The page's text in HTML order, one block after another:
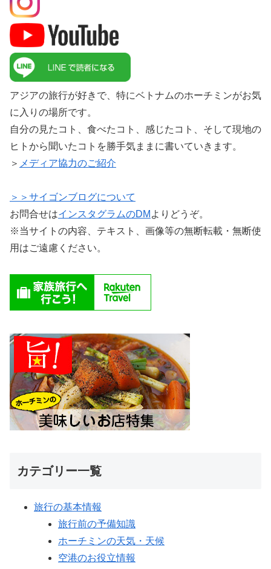
アジアの旅行が好きで、特にベトナムのホーチミンがお気
に入りの場所です。
自分の見たコト、食べたコト、感じたコト、そして現地の
ヒトから聞いたコトを勝手気ままに書いていきます。
＞ メディア協力のご紹介
＞＞サイゴンブログについて
お問合せはインスタグラムのDM よりどうぞ。
※当サイトの内容、テキスト、画像等の無断転載・無断使
用はご遠慮ください。
カテゴリー一覧
旅行の基本情報
旅行前の予備知識
ホーチミンの天気・天候
空港のお役立情報